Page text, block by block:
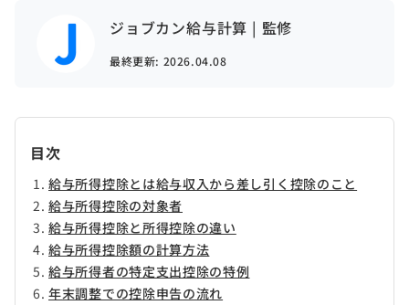
ジョブカン給与計算 | 監修
最終更新: 2026.04.08
目次
給与所得控除とは給与収入から差し引く控除のこと
給与所得控除の対象者
給与所得控除と所得控除の違い
給与所得控除額の計算方法
給与所得者の特定支出控除の特例
年末調整での控除申告の流れ